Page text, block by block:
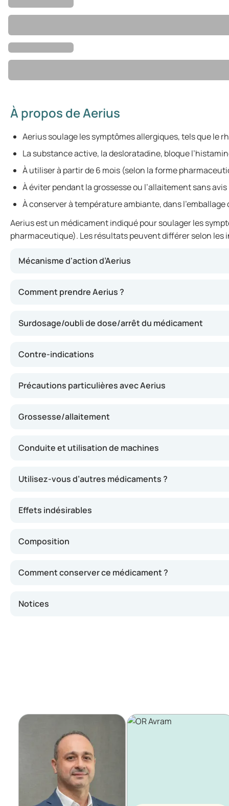
À propos de Aerius
Aerius soulage les symptômes allergiques, tels que le
La substance active, la desloratadine, bloque
À utiliser à partir de 6 mois (selon la forme
À éviter pendant la grossesse ou l’allaitement sans
À conserver à température ambiante, dans l’emballage
Aerius est un médicament indiqué pour soulager les
pharmaceutique). Les résultats peuvent différer selon les
Mécanisme d'action d’Aerius
Comment prendre Aerius ?
Surdosage/oubli de dose/arrêt du médicament
Contre-indications
Précautions particulières avec Aerius
Grossesse/allaitement
Conduite et utilisation de machines
Utilisez-vous d’autres médicaments ?
Effets indésirables
Composition
Comment conserver ce médicament ?
Notices